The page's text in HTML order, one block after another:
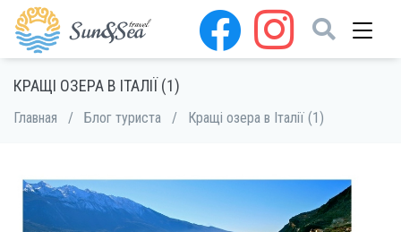
КРАЩІ ОЗЕРА В ІТАЛІЇ (1)
Главная / Блог туриста / Кращі озера в Італії (1)